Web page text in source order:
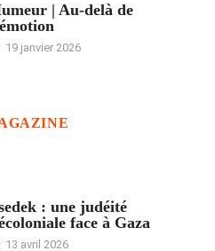
| Au-delà de
19 janvier 2026
: une judéité
face à Gaza
13 avril 2026